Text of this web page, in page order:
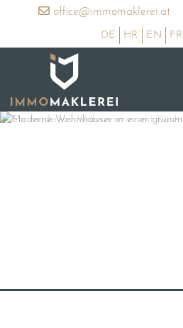
office@immomaklerei.at
DE HR EN FR